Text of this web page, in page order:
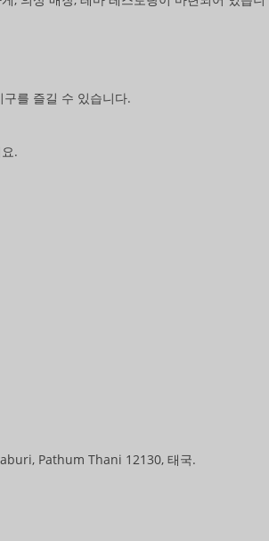
를 즐길 수 있습니다.
.
Pathum Thani 12130, 태국.